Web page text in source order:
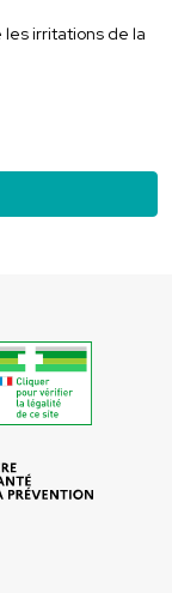
irritations de la